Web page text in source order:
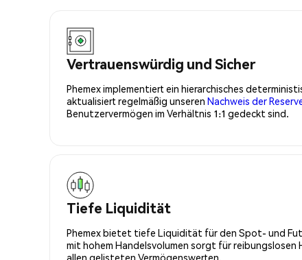
Vertrauenswürdig und Sicher
Phemex implementiert ein hierarchisches
aktualisiert regelmäßig unseren Nachweis der
Benutzervermögen im Verhältnis 1:1 gedeckt sind.
Tiefe Liquidität
Phemex bietet tiefe Liquidität für den Spot- und
mit hohem Handelsvolumen sorgt für reibungslosen
allen gelisteten Vermögenswerten.